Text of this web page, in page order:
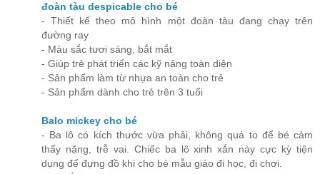
đoàn tàu despicable cho bé
- Thiết kế theo mô hình một đoàn tàu đang chạy trên
đường ray
- Màu sắc tươi sáng, bắt mắt
- Giúp trẻ phát triển các kỹ năng toàn diện
- Sản phẩm làm từ nhựa an toàn cho trẻ
- Sản phẩm dành cho trẻ trên 3 tuổi
Balo mickey cho bé
- Ba lô có kích thước vừa phải, không quá to để bé cảm
thấy nặng, trễ vai. Chiếc ba lô xinh xắn này cực kỳ tiện
dụng để đựng đồ khi cho bé mẫu giáo đi học, đi chơi.